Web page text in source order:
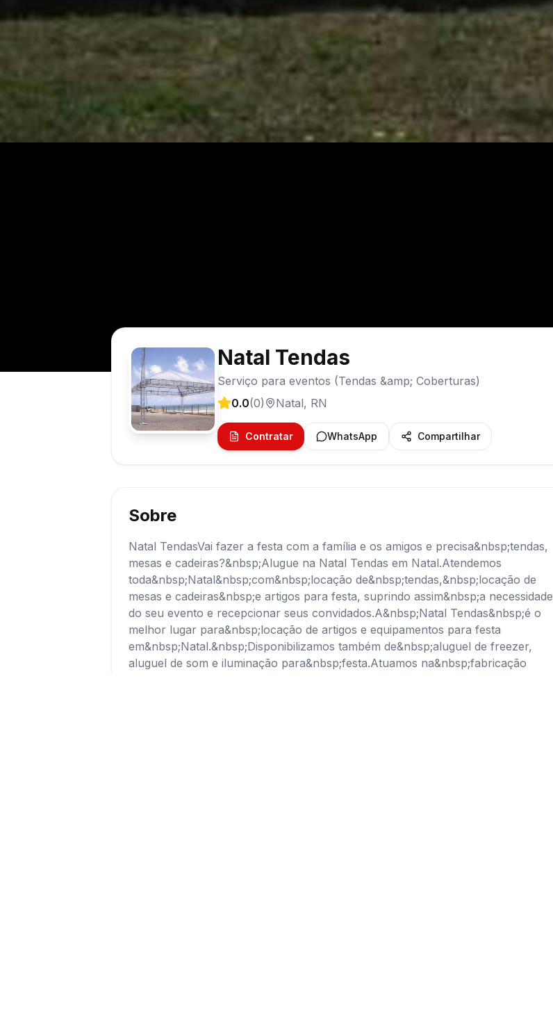
Natal Tendas
Serviço para eventos (Tendas &amp; Coberturas)
0.0(0) Natal, RN
Contratar WhatsApp Compartilhar
Sobre
Natal TendasVai fazer a festa com a família e os amigos e precisa&nbsp;tendas,
mesas e cadeiras?&nbsp;Alugue na Natal Tendas em Natal.Atendemos
toda&nbsp;Natal&nbsp;com&nbsp;locação de&nbsp;tendas,&nbsp;locação de
mesas e cadeiras&nbsp;e artigos para festa, suprindo assim&nbsp;a necessidade
do seu evento e recepcionar seus convidados.A&nbsp;Natal Tendas&nbsp;é o
melhor lugar para&nbsp;locação de artigos e equipamentos para festa
em&nbsp;Natal.&nbsp;Disponibilizamos também de&nbsp;aluguel de freezer,
aluguel de som e iluminação para&nbsp;festa.Atuamos na&nbsp;fabricação